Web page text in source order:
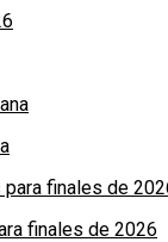
finales de 2026